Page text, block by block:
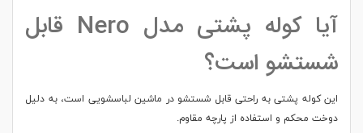
آیا کوله پشتی مدل Nero قابل
شستشو است؟
این کوله پشتی به راحتی قابل شستشو در ماشین لباسشویی است، به دلیل
دوخت محکم و استفاده از پارچه مقاوم.